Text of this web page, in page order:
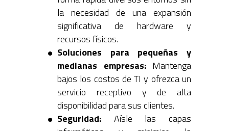
la necesidad de una expansión
significativa de hardware y
recursos físicos.
Soluciones para pequeñas y
medianas empresas:Mantenga
bajos los costos de TI y ofrezca un
servicio receptivo y de alta
disponibilidad para sus clientes.
Seguridad: Aísle las capas